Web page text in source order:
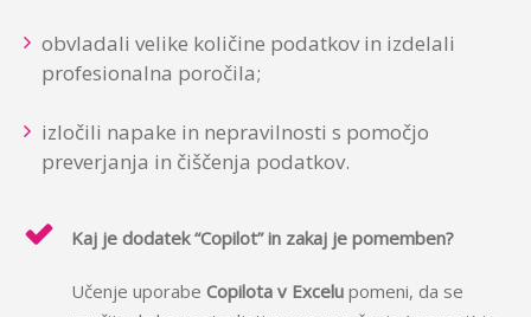
obvladali velike količine podatkov in izdelali
profesionalna poročila;
izločili napake in nepravilnosti s pomočjo
preverjanja in čiščenja podatkov.
Kaj je dodatek “Copilot” in zakaj je pomemben?
Učenje uporabe Copilota v Excelu pomeni, da se